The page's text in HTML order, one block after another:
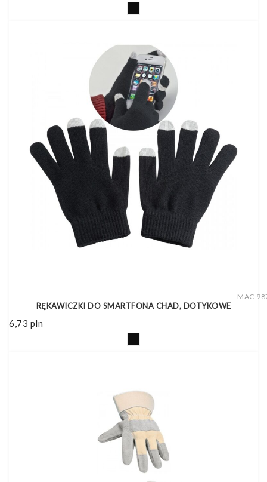
MAC-
RĘKAWICZKI DO SMARTFONA CHAD, DOTYKOWE
6,73 pln